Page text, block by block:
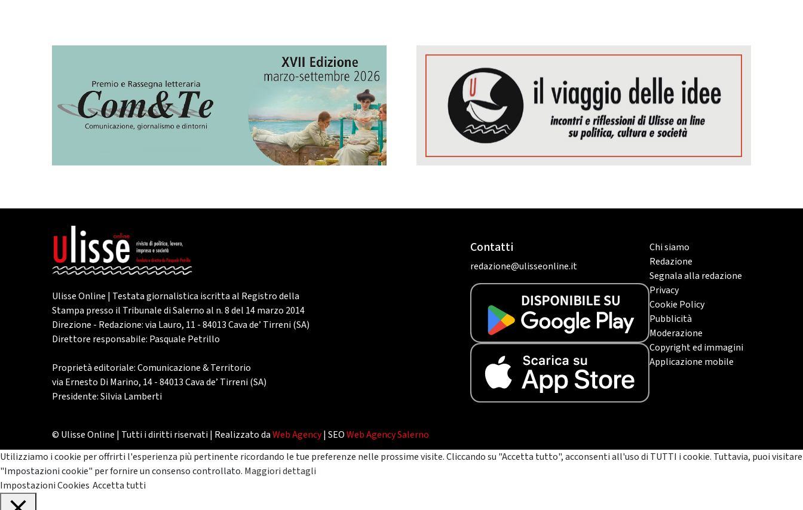
Ulisse Online | Testata giornalistica iscritta al Registro della
Stampa presso il Tribunale di Salerno al n. 8 del 14 marzo 2014
Direzione - Redazione: via Lauro, 11 - 84013 Cava de’ Tirreni (SA)
Direttore responsabile: Pasquale Petrillo
Proprietà editoriale: Comunicazione & Territorio
via Ernesto Di Marino, 14 - 84013 Cava de’ Tirreni (SA)
Presidente: Silvia Lamberti
Contatti
redazione@ulisseonline.it
Chi siamo
Redazione
Segnala alla redazione
Privacy
Cookie Policy
Pubblicità
Moderazione
Copyright ed immagini
Applicazione mobile
© Ulisse Online | Tutti i diritti riservati | Realizzato daWeb Agency| SEOWeb Agency Salerno
Utilizziamo i cookie per offrirti l'esperienza più pertinente ricordando le tue preferenze nelle prossime visite. Cliccando su "Accetta tutto", acconsenti all'uso di TUTTI i cookie. Tuttavia, puoi visitare
"Impostazioni cookie" per fornire un consenso controllato. Maggiori dettagli
Impostazioni Cookies Accetta tutti